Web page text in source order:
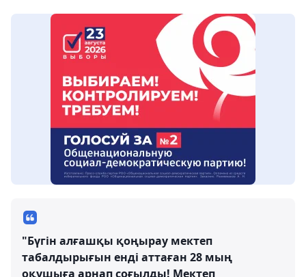
"Бүгін алғашқы қоңырау мектеп
табалдырығын енді аттаған 28 мың
оқушыға арнап соғылды! Мектеп